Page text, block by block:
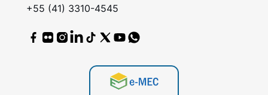
+55 (41) 3310-4545